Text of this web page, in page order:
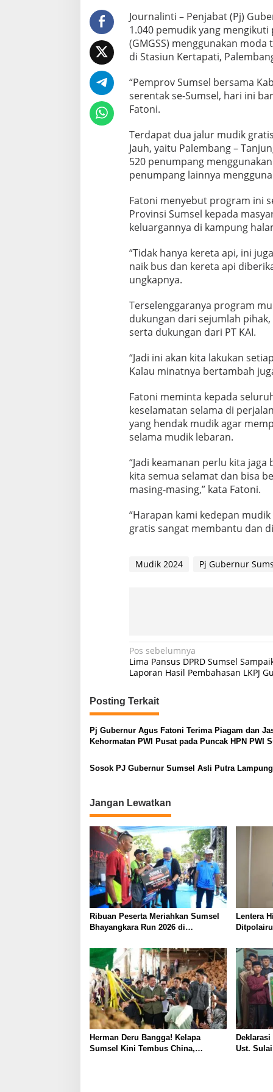
e
m
u
d
i
G
r
a
s
G
u
n
a
a
n
K
e
e
t
a
A
i
Journalinti – Penjabat (Pj)
1.040 pemudik yang
(GMGSS) menggunakan
di Stasiun Kertapati,
“Pemprov Sumsel bersama
serentak se-Sumsel, hari ini
Fatoni.
Terdapat dua jalur mudik
Jauh, yaitu Palembang –
520 penumpang
penumpang lainnya
Fatoni menyebut program ini
Provinsi Sumsel kepada
keluargannya di kampung
“Tidak hanya kereta api, ini
naik bus dan kereta api
ungkapnya.
Terselenggaranya program
dukungan dari sejumlah pihak,
serta dukungan dari PT KAI.
“Jadi ini akan kita lakukan
Kalau minatnya bertambah
Fatoni meminta kepada
keselamatan selama di
yang hendak mudik agar
selama mudik lebaran.
“Jadi keamanan perlu kita
kita semua selamat dan bisa
masing-masing,” kata Fatoni.
“Harapan kami kedepan
gratis sangat membantu dan
Mudik 2024 Pj Gubernur
N
a
i
a
i
o
s
Pos sebelumnya
Lima Pansus DPRD Sumsel
Laporan Hasil Pembahasan LKPJ
Posting Terkait
Pj Gubernur Agus Fatoni Terima Piagam dan
Kehormatan PWI Pusat pada Puncak HPN PWI
Sosok PJ Gubernur Sumsel Asli Putra Lampung
Jangan Lewatkan
Ribuan Peserta Meriahkan Sumsel
Bhayangkara Run 2026 di
Lentera
Herman Deru Bangga! Kelapa
Sumsel Kini Tembus China,
Ust.